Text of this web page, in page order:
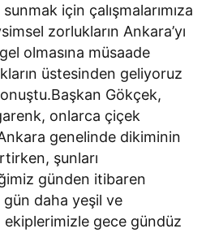
için çalışmalarımıza
zorlukların Ankara’yı
olmasına müsaade
üstesinden geliyoruz
Gökçek,
onlarca çiçek
genelinde dikiminin
şunları
günden itibaren
gün daha yeşil ve
ekiplerimizle gece gündüz